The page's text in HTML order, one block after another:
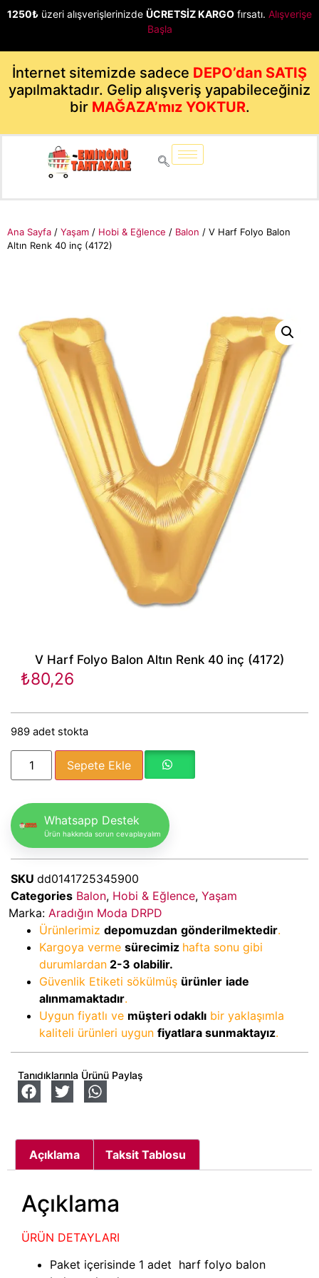
1250₺ üzeri alışverişlerinizde ÜCRETSİZ KARGO fırsatı. Alışverişe
Başla
İnternet sitemizde sadece DEPO’dan SATIŞ
yapılmaktadır. Gelip alışveriş yapabileceğiniz
bir MAĞAZA’mız YOKTUR.
Ana Sayfa / Yaşam / Hobi & Eğlence / Balon / V Harf Folyo Balon
Altın Renk 40 inç (4172)
V Harf Folyo Balon Altın Renk 40 inç (4172)
₺80,26
989 adet stokta
Sepete Ekle
Whatsapp Destek
Ürün hakkında sorun cevaplayalım
SKU dd0141725345900
Categories Balon, Hobi & Eğlence, Yaşam
Marka: Aradığın Moda DRPD
Ürünlerimiz depomuzdan gönderilmektedir.
Kargoya verme sürecimiz hafta sonu gibi
durumlardan 2-3 olabilir.
Güvenlik Etiketi sökülmüş ürünler iade
alınmamaktadır.
Uygun fiyatlı ve müşteri odaklı bir yaklaşımla
kaliteli ürünleri uygun fiyatlara sunmaktayız.
Tanıdıklarınla Ürünü Paylaş
Açıklama Taksit Tablosu
Açıklama
ÜRÜN DETAYLARI
Paket içerisinde 1 adet harf folyo balon